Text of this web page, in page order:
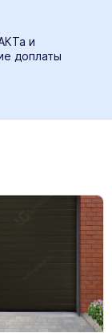
и
доплаты